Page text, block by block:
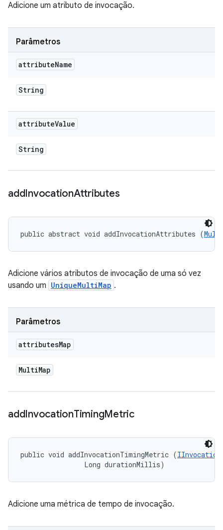
Adicione um atributo de invocação.
Parâmetros
attributeName
String
attributeValue
String
addInvocationAttributes
public abstract void addInvocationAttributes (
Adicione vários atributos de invocação de uma só vez
usando um UniqueMultiMap .
Parâmetros
attributesMap
MultiMap
addInvocationTimingMetric
public void addInvocationTimingMetric (
                Long durationMillis)
Adicione uma métrica de tempo de invocação.